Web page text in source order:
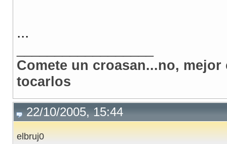
...
Comete un croasan...no,
tocarlos
22/10/2005, 15:44
elbruj0